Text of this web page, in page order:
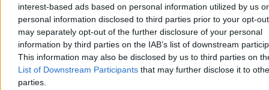
interest-based ads based on personal information utilized by us or
personal information disclosed to third parties prior to your opt-
may separately opt-out of the further disclosure of your personal
information by third parties on the IAB’s list of downstream
This information may also be disclosed by us to third parties on
List of Downstream Participants that may further disclose it to
parties.
Przygotowując zdjęcia do recenzji Samsunga Galaxy Z Fold8 Ultra
spojrzałem na jego dolną krawędź i umieszczony na niej port USB-
C. Aktualnie grubość obudowy smartfonu jest ograniczona do
grubości gniazda ładowania. Po drodze jest jeszcze kilka innych
przeszkód, ale technologia niedługo pozwoli sobie z nimi poradzić.
Czy to USB-C pozostanie największą przeszkodą?